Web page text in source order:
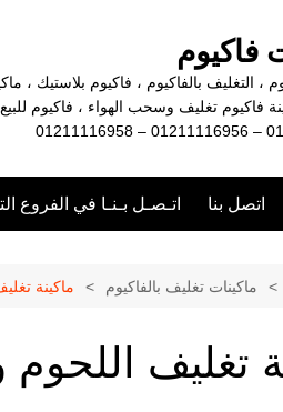
فاكيوم
، التغليف بالفاكيوم ، فاكيوم بلاستيك ،
فاكيوم تغليف وسحب الهواء ، فاكيوم للبيع
اتصل بنا اتـصـل بـنـا في الفروع
ماكينات تغليف بالفاكيوم ماكينة
تغليف